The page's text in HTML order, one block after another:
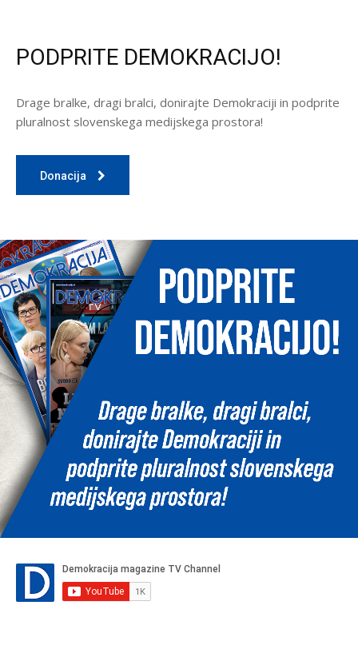
PODPRITE DEMOKRACIJO!
Drage bralke, dragi bralci, donirajte Demokraciji in podprite
pluralnost slovenskega medijskega prostora!
Donacija